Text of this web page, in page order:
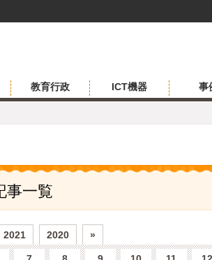
教育行政 ICT機器 事
事一覧
2021 2020 »